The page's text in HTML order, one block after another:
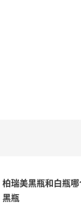
柏瑞美黑瓶和白瓶
黑瓶